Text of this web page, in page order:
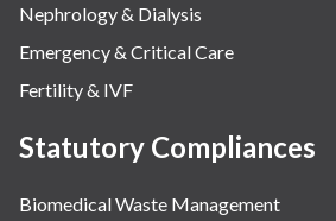
Nephrology & Dialysis
Emergency & Critical Care
Fertility & IVF
Statutory Compliances
Biomedical Waste Management